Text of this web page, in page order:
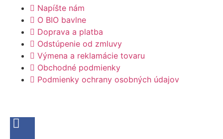
Napíšte nám
O BIO bavlne
Doprava a platba
Odstúpenie od zmluvy
Výmena a reklamácie tovaru
Obchodné podmienky
Podmienky ochrany osobných údajov